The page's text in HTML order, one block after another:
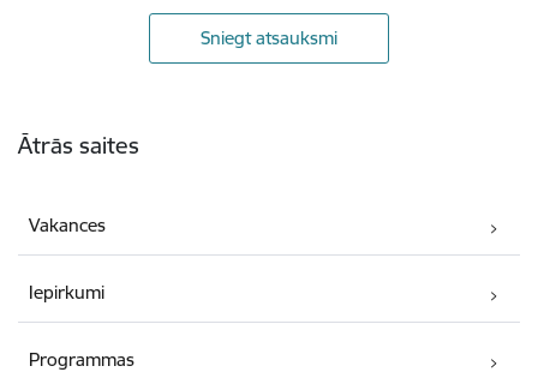
Sniegt atsauksmi
Ātrās saites
Vakances
Iepirkumi
Programmas